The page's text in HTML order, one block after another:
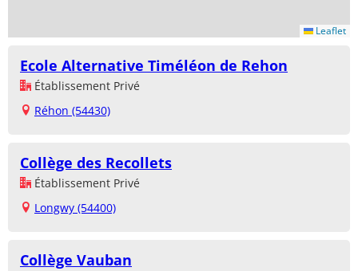
Leaflet
Ecole Alternative Timéléon de Rehon
Établissement Privé
Réhon (54430)
Collège des Recollets
Établissement Privé
Longwy (54400)
Collège Vauban